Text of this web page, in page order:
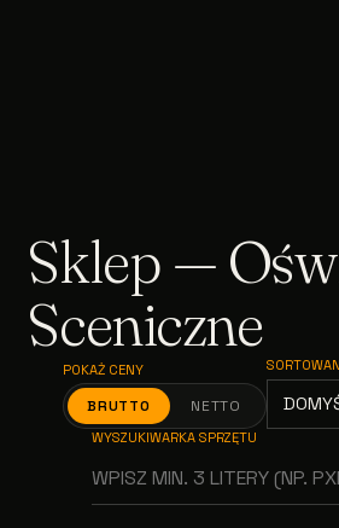
Sklep —
Sceniczne
POKAŻ CENY
BRUTTO NETTO
WYSZUKIWARKA SPRZĘTU